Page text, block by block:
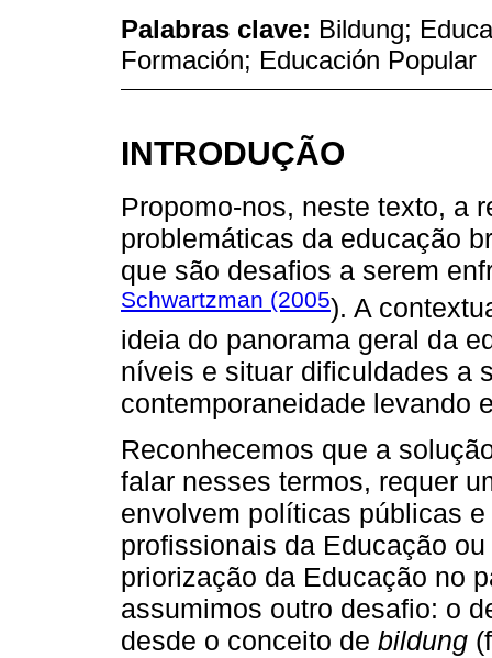
Palabras clave: Bildung;
Formación; Educación Popular
INTRODUÇÃO
Propomo-nos, neste texto, a
problemáticas da educação
que são desafios a serem
Schwartzman (2005). A
ideia do panorama geral da
níveis e situar dificuldades a
contemporaneidade levando
Reconhecemos que a
falar nesses termos, requer
envolvem políticas públicas
profissionais da Educação
priorização da Educação no
assumimos outro desafio: o
desde o conceito de bildung